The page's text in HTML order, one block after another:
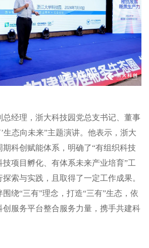
总经理，浙大科技园党总支书记、董事
生态向未来”主题演讲。他表示，浙大
科创赋能体系，明确了“有组织科技
项目孵化、有体系未来产业培育”工
索与实践，且取得了一定工作成果。
绕“三有”理念，打造“三有”生态，依
创服务平台整合服务力量，携手共建科